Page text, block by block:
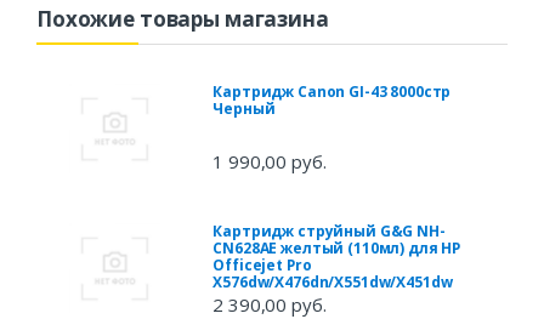
Похожие товары магазина
Картридж Canon GI-43 8000стр
Черный
1 990,00 руб.
Картридж струйный G&G NH-
CN628AE желтый (110мл) для HP
Officejet Pro
X576dw/X476dn/X551dw/X451dw
2 390,00 руб.